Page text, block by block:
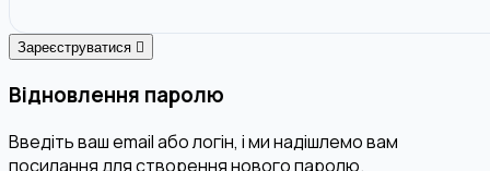
Зареєструватися
Відновлення паролю
Введіть ваш email або логін, і ми надішлемо вам
посилання для створення нового паролю.